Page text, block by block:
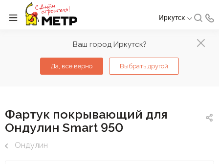
Ваш город Иркутск?
Да, все верно Выбрать другой
Иркутск
Фартук покрывающий для
Ондулин Smart 950
Ондулин